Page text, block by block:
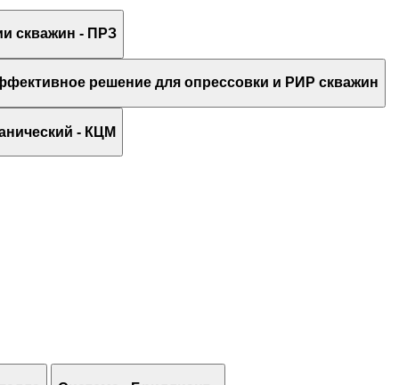
скважин - ПРЗ
решение для опрессовки и РИР скважин
- КЦМ